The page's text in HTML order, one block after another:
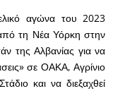
αγώνα του 2023
τη Νέα Υόρκη στην
της Αλβανίας για να
σε ΟΑΚΑ, Αγρίνιο
και να διεξαχθεί